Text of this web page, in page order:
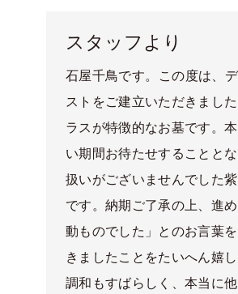
スタッフより
石屋千鳥です。この度は、
ストをご建立いただきまし
ラスが特徴的なお墓です。
い期間お待たせすることと
扱いがございませんでした
です。納期ご了承の上、進
動ものでした」とのお言葉
きましたことをたいへん嬉
調和もすばらしく、本当に